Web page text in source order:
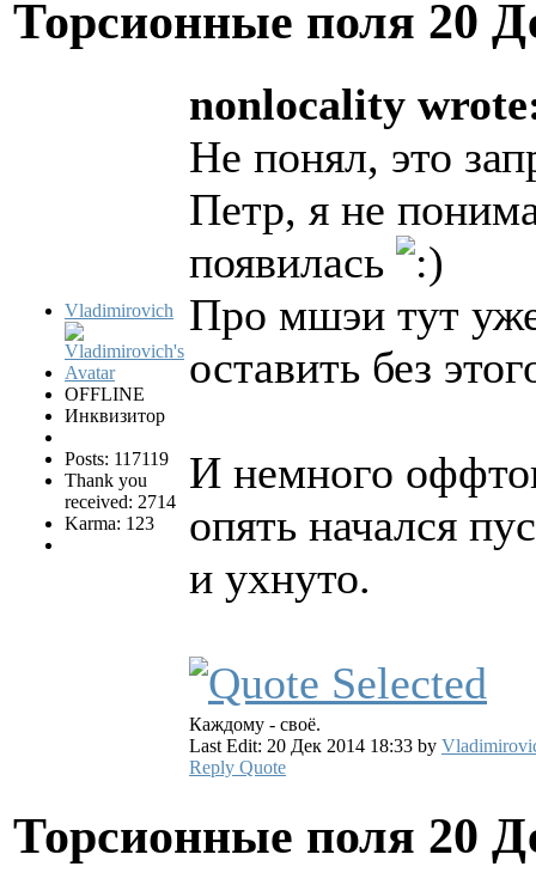
Торсионные поля 20
Vladimirovich
OFFLINE
Инквизитор
Posts: 117119
Thank you
received: 2714
Karma: 123
nonlocality
Не понял, это
Петр, я не
появилась
Про мшэи тут
оставить без
И немного
опять начался
и ухнуто.
Каждому - своё.
Last Edit: 20 Дек 2014 18:33 by
Reply Quote
Торсионные поля 20